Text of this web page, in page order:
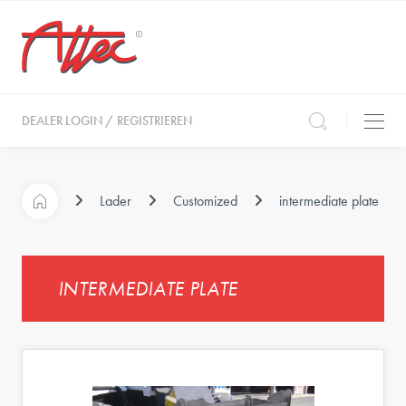
DEALER LOGIN / REGISTRIEREN
Lader Customized intermediate plate
INTERMEDIATE PLATE